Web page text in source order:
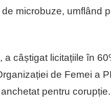
microbuze, umflând
a câștigat licitațiile în
de Femei a
pentru corupție.